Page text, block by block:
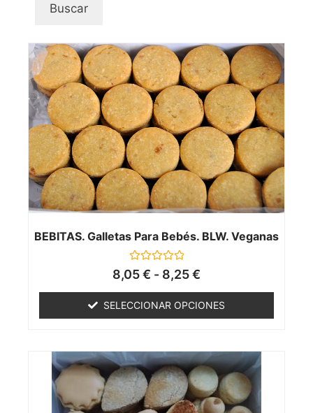
Buscar
BEBITAS. Galletas Para Bebés. BLW. Veganas
V
a
o
r
a
n
0
d
e
5
8,05€ - 8,25€
SELECCIONAR OPCIONES